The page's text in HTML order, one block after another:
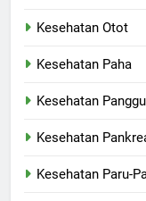
Kesehatan Otot
Kesehatan Paha
Kesehatan Panggul
Kesehatan
Kesehatan Paru-